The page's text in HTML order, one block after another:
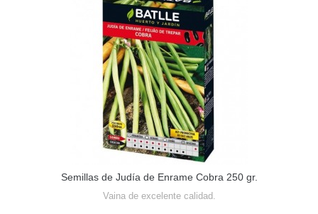
Semillas de Judía de Enrame Cobra 250 gr.
Vaina de excelente calidad.